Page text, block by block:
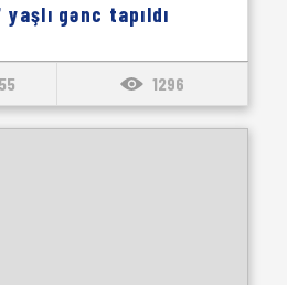
gənc tapıldı
1296